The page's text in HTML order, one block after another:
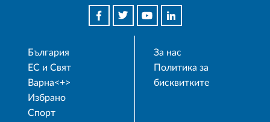
България
ЕС и Свят
Варна<+>
Избрано
Спорт
За нас
Политика за
бисквитките